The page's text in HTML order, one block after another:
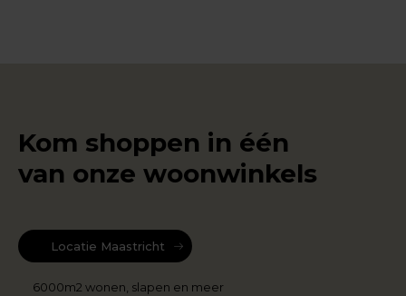
Kom shoppen in één
van onze woonwinkels
Locatie Maastricht
6000m2 wonen, slapen en meer